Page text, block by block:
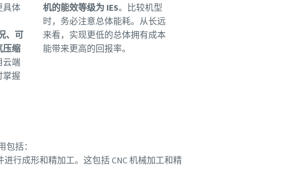
具体
、可
压缩
云端
掌握
机的能效等级为 IE5。比较机型
时，务必注意总体能耗。从长远
来看，实现更低的总体拥有成本
能带来更高的回报率。
括：
行成形和精加工。这包括 CNC 机械加工和精